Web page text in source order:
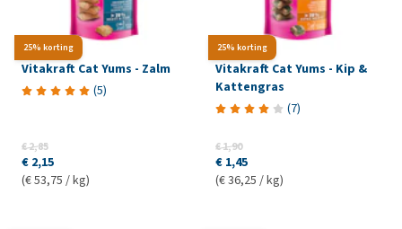
25% korting
Vitakraft Cat Yums - Zalm
(5)
€ 2,85
€ 2,15
(€ 53,75 / kg)
25% korting
Vitakraft Cat Yums - Kip &
Kattengras
(7)
€ 1,90
€ 1,45
(€ 36,25 / kg)